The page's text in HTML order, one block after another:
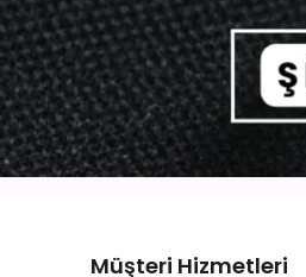
Müşteri Hizmetleri